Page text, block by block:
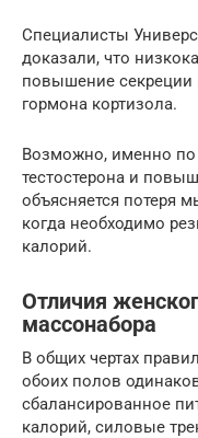
Специалисты
доказали, что
повышение
гормона кортизола.
Возможно, именно
тестостерона и
объясняется потеря
когда необходимо
калорий.
Отличия
массонабора
В общих чертах
обоих полов
сбалансированное
калорий, силовые